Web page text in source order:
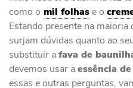
como o mil folhase o
Estando presente na
surjam dúvidas quanto ao
substituir afava de
devemos usar aessência
essas e outras perguntas,